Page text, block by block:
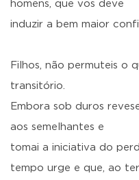
homens, que vos deve
induzir a bem maior
Filhos, não permuteis o
transitório.
Embora sob duros
aos semelhantes e
tomai a iniciativa do
tempo urge e que, ao